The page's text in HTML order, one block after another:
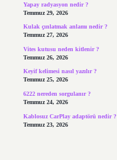
Yapay radyasyon nedir ?
Temmuz 29, 2026
Kulak çınlatmak anlamı nedir ?
Temmuz 27, 2026
Vites kutusu neden kitlenir ?
Temmuz 26, 2026
Keyif kelimesi nasıl yazılır ?
Temmuz 25, 2026
6222 nereden sorgulanır ?
Temmuz 24, 2026
Kablosuz CarPlay adaptörü nedir ?
Temmuz 23, 2026